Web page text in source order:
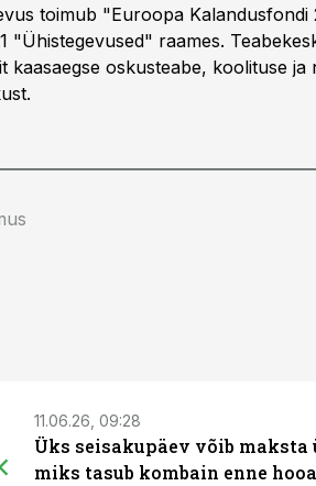
toimub "Euroopa Kalandusfondi
"Ühistegevused" raames.
kaasaegse oskusteabe, koolituse ja
11.06.26, 09:28
Üks seisakupäev võib maksta
miks tasub kombain enne